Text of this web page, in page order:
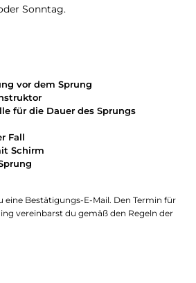
Sonntag.
vor dem Sprung
für die Dauer des Sprungs
Fall
Schirm
eine Bestätigungs-E-Mail. Den Termin für
vereinbarst du gemäß den Regeln der